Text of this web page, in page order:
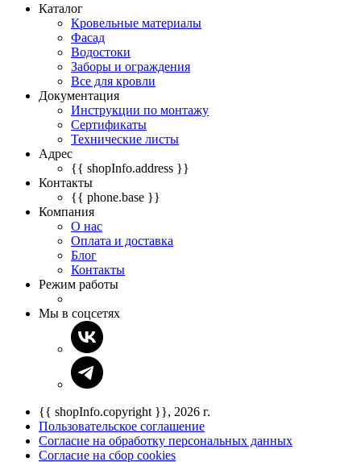
Каталог
Кровельные материалы
Фасад
Водостоки
Заборы и ограждения
Все для кровли
Документация
Инструкции по монтажу
Сертификаты
Технические листы
Адрес
{{ shopInfo.address }}
Контакты
{{ phone.base }}
Компания
О нас
Оплата и доставка
Блог
Контакты
Режим работы
Мы в соцсетях
{{ shopInfo.copyright }}, 2026 г.
Пользовательское соглашение
Согласие на обработку персональных данных
Согласие на сбор cookies